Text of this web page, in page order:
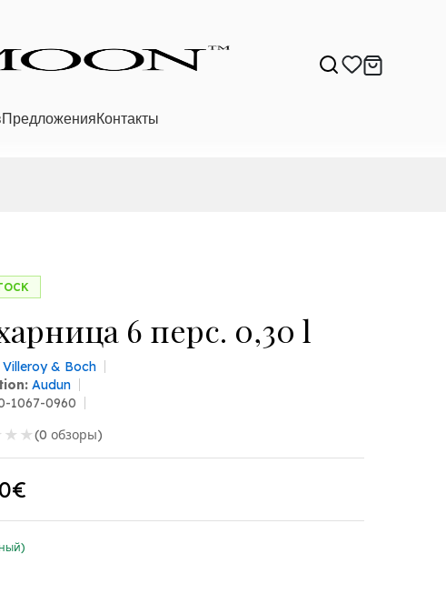
ПредложенияКонтакты
6 перс. 0,30 l
Villeroy & Boch
Audun
1067-0960
★ ★(0 обзоры)